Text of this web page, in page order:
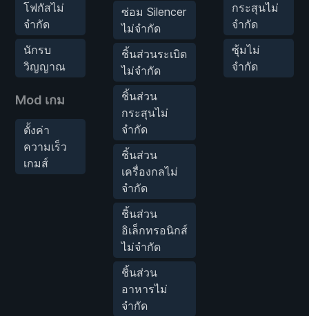
โฟกัสไม่
จำกัด
นักรบ
วิญญาณ
Mod เกม
ตั้งค่า
ความเร็ว
เกมส์
ซ่อม Silencer
ไม่จำกัด
ชิ้นส่วนระเบิด
ไม่จำกัด
ชิ้นส่วน
กระสุนไม่
จำกัด
ชิ้นส่วน
เครื่องกลไม่
จำกัด
ชิ้นส่วน
อิเล็กทรอนิกส์
ไม่จำกัด
ชิ้นส่วน
อาหารไม่
จำกัด
กระสุนไม่
จำกัด
ซุ้มไม่
จำกัด